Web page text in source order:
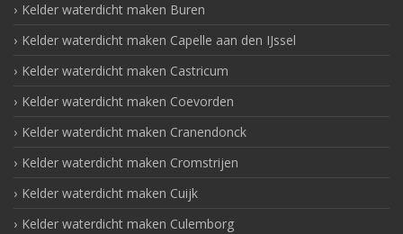
Kelder waterdicht maken Buren
Kelder waterdicht maken Capelle aan den IJssel
Kelder waterdicht maken Castricum
Kelder waterdicht maken Coevorden
Kelder waterdicht maken Cranendonck
Kelder waterdicht maken Cromstrijen
Kelder waterdicht maken Cuijk
Kelder waterdicht maken Culemborg